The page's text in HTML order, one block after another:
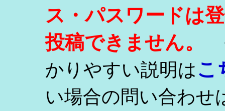
ス・パスワードは
投稿できません。
かりやすい説明はこ
い場合の問い合わせ